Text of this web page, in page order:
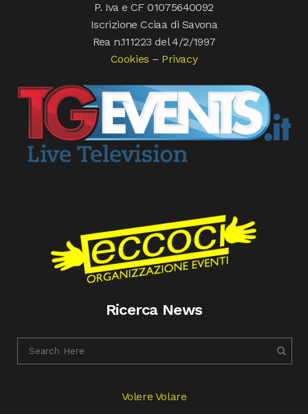
P. Iva e CF 01075640092
Iscrizione Cciaa di Savona
Rea n.111223 del 4/2/1997
Cookies – Privacy
Ricerca News
Volere Volare